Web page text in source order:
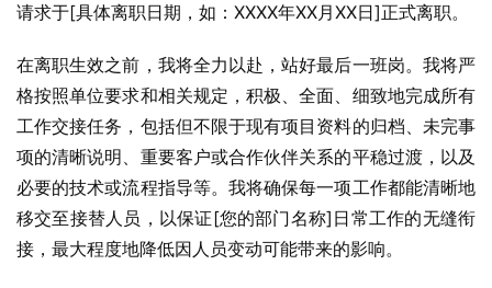
请求于[具体离职日期，如：XXXX年XX月XX日]正式离职。
在离职生效之前，我将全力以赴，站好最后一班岗。我将严
格按照单位要求和相关规定，积极、全面、细致地完成所有
工作交接任务，包括但不限于现有项目资料的归档、未完事
项的清晰说明、重要客户或合作伙伴关系的平稳过渡，以及
必要的技术或流程指导等。我将确保每一项工作都能清晰地
移交至接替人员，以保证[您的部门名称]日常工作的无缝衔
接，最大程度地降低因人员变动可能带来的影响。